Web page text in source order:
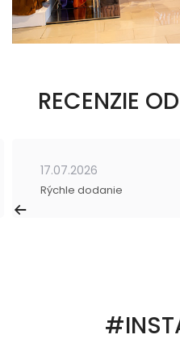
RECENZIE
17.07.2026
Rýchle dodanie